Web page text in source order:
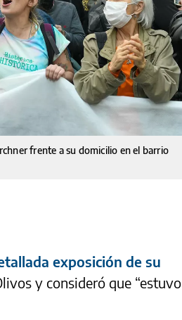
frente a su domicilio en el barrio
exposición de su
y consideró que “estuvo